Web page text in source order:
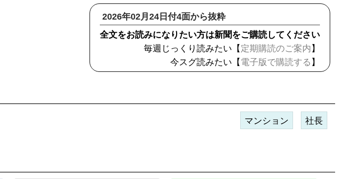
2026年02月24日付4面から抜粋
全文をお読みになりたい方は新聞をご購読してください
毎週じっくり読みたい【 定期購読のご案内 】
今スグ読みたい【 電子版で購読する 】
マンション 社長